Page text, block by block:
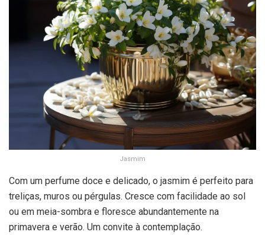
Jasmim
Com um perfume doce e delicado, o jasmim é perfeito para
treliças, muros ou pérgulas. Cresce com facilidade ao sol
ou em meia-sombra e floresce abundantemente na
primavera e verão. Um convite à contemplação.